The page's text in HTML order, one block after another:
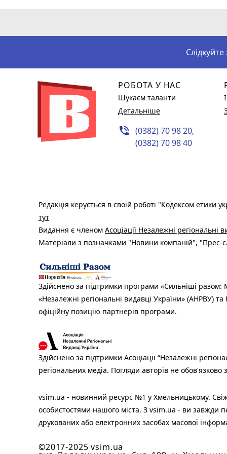
РОБОТА У НАС
Шукаєм таланти
Детальніше
phone_in_talk (0382) 70 98 20,
(0382) 70 98 40
Редакція керується в своїй роботі "Кодексом етики
тут
Видання є членом Асоціації Незалежні регіональні
Матеріали з позначками "Новини компаній", "Прес-
Здійснено за підтримки програми «Сильніші разом:
«Незалежні регіональні видавці України» (АНРВУ)
офіційну позицію партнерів програми.
Здійснено за підтримки Асоціації “Незалежні
регіональних медіа. Погляди авторів не
vsim.ua - новинний ресурс №1 у Хмельницькому.
особистостями нашого міста. З vsim.ua - ви завжди
друкованих або електронних засобах масової
©2017-2025 vsim.ua